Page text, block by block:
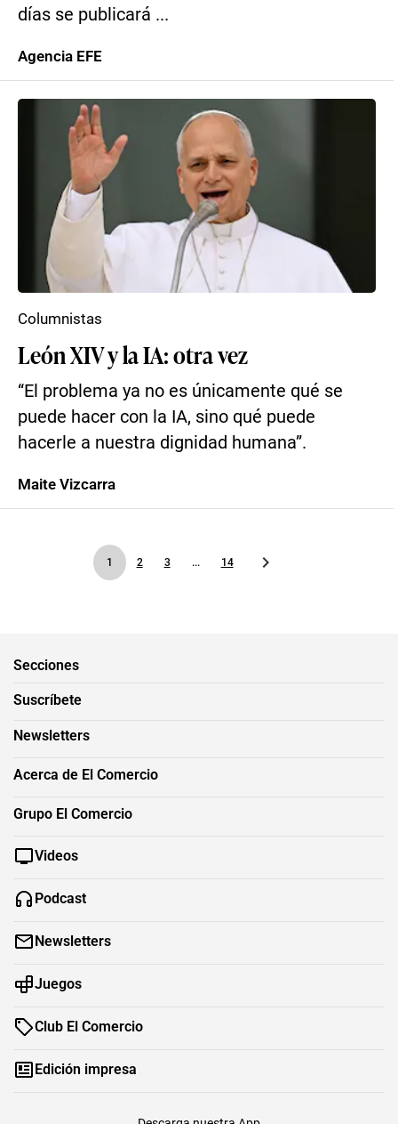
días se publicará ...
Agencia EFE
León XIV y la IA: otra vez
“El problema ya no es únicamente qué se
puede hacer con la IA, sino qué puede
hacerle a nuestra dignidad humana”.
Columnistas
Maite Vizcarra
1 2 3 ... 14
Secciones
Suscríbete
Newsletters
Acerca de El Comercio
Grupo El Comercio
Videos
Podcast
Newsletters
Juegos
Club El Comercio
Edición impresa